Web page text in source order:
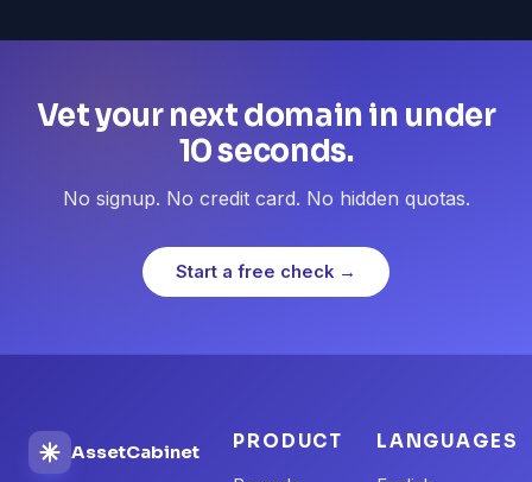
Vet your next domain in under
10 seconds.
No signup. No credit card. No hidden quotas.
Start a free check →
AssetCabinet PRODUCT LANGUAGES